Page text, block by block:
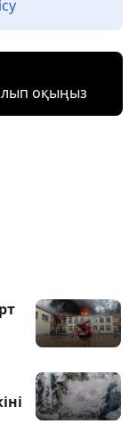
оқыңыз